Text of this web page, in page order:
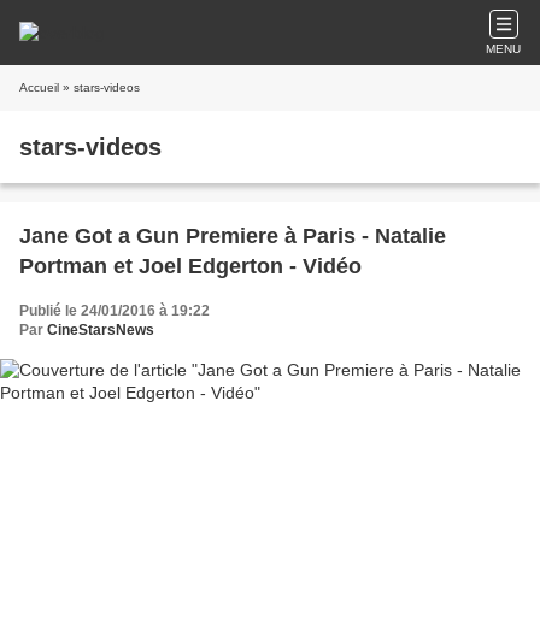
MENU
Accueil » stars-videos
stars-videos
Jane Got a Gun Premiere à Paris - Natalie
Portman et Joel Edgerton - Vidéo
Publié le 24/01/2016 à 19:22
Par CineStarsNews